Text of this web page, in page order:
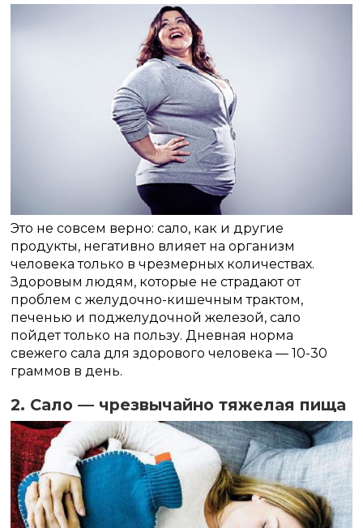
Это не совсем верно: сало, как и другие
продукты, негативно влияет на организм
человека только в чрезмерных количествах.
Здоровым людям, которые не страдают от
проблем с желудочно-кишечным трактом,
печенью и поджелудочной железой, сало
пойдет только на пользу. Дневная норма
свежего сала для здорового человека — 10-30
граммов в день.
2. Сало — чрезвычайно тяжелая пища